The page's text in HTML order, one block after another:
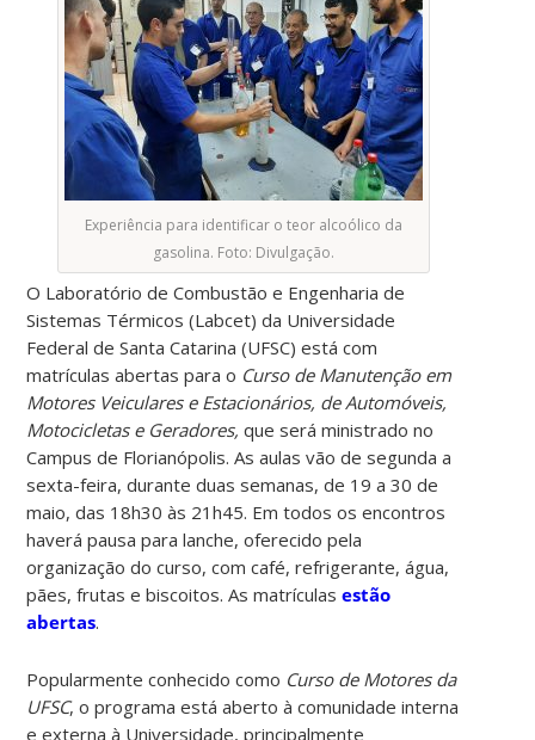
Experiência para identificar o teor alcoólico da
gasolina. Foto: Divulgação.
O Laboratório de Combustão e Engenharia de
Sistemas Térmicos (Labcet) da Universidade
Federal de Santa Catarina (UFSC) está com
matrículas abertas para o Curso de Manutenção em
Motores Veiculares e Estacionários, de Automóveis,
Motocicletas e Geradores,que será ministrado no
Campus de Florianópolis. As aulas vão de segunda a
sexta-feira, durante duas semanas, de 19 a 30 de
maio, das 18h30 às 21h45. Em todos os encontros
haverá pausa para lanche, oferecido pela
organização do curso, com café, refrigerante, água,
pães, frutas e biscoitos. As matrículasestão
abertas.
Popularmente conhecido como Curso de Motores da
UFSC, o programa está aberto à comunidade interna
e externa à Universidade, principalmente